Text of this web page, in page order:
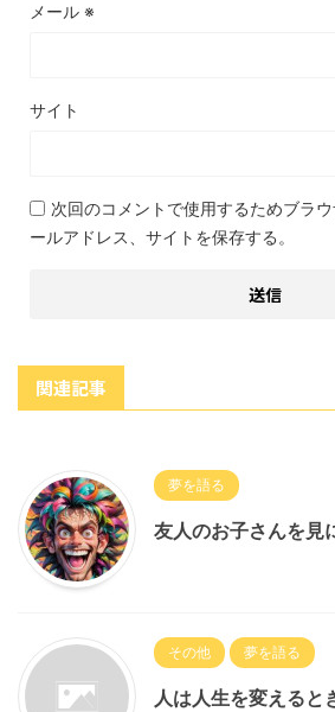
メール ※
サイト
次回のコメントで使用するためブラ
ールアドレス、サイトを保存する。
関連記事
夢を語る
友人のお子さんを見
その他 夢を語る
人は人生を変えると